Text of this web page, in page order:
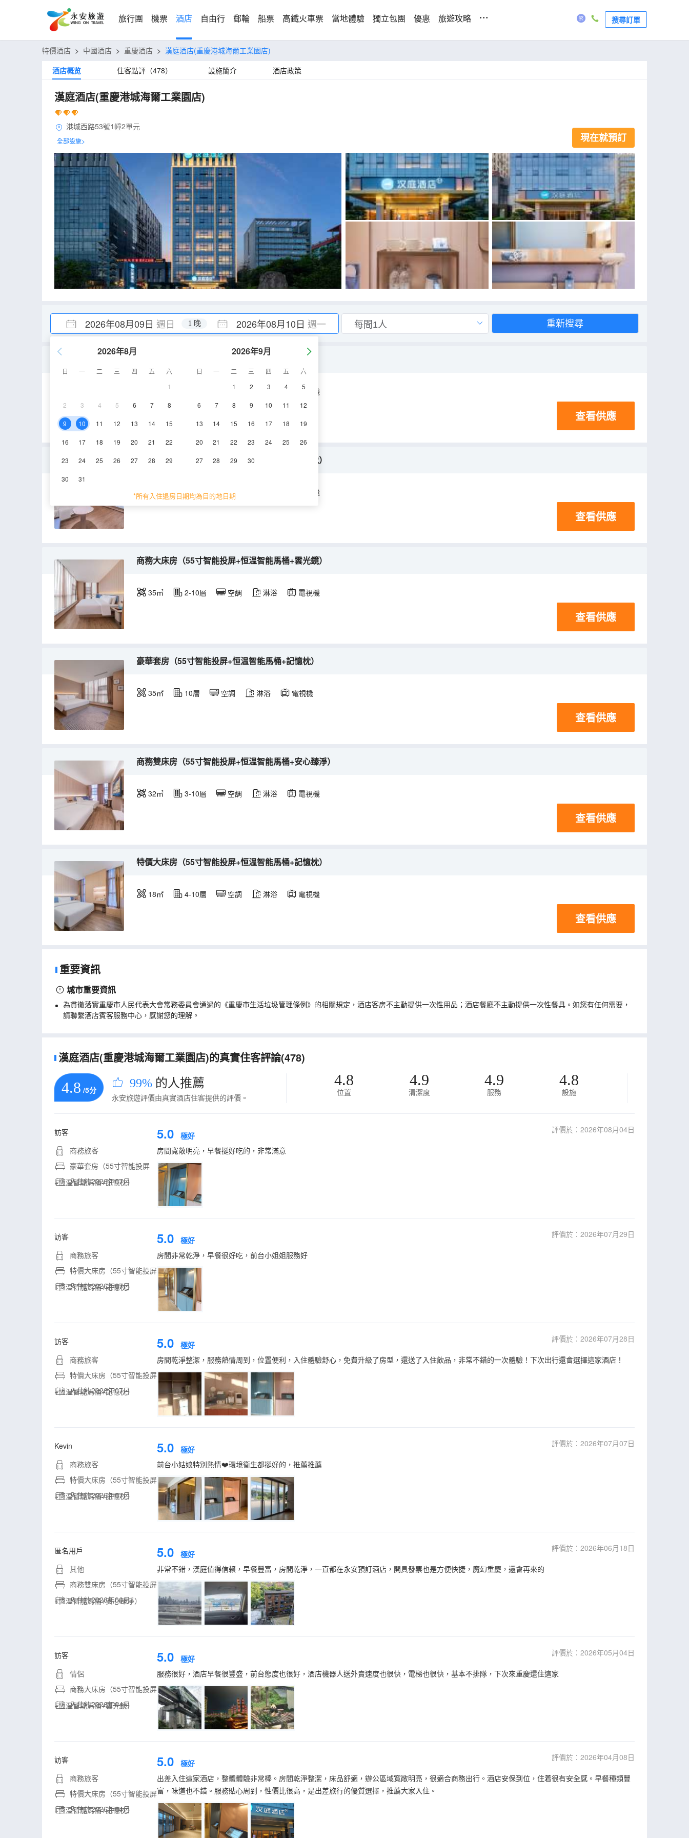
旅行團 機票 酒店 自由行 郵輪 船票 高鐵火車票 當地體驗 獨立包團 優惠 旅遊攻略 ... 搜尋訂單
特價酒店 > 中國酒店 > 重慶酒店 > 漢庭酒店(重慶港城海爾工業園店)
酒店概览
住客點評（478） 設施簡介 酒店政策
漢庭酒店(重慶港城海爾工業園店)
港城西路53號1幢2單元
全部設施> 現在就預訂
2026年08月09日 週日 2026年08月10日 週一
1 晚
2026年8月
日 一 二 三 四 五
六
1
2 3 4 5 6 7 8
9 10 11 12 13 14 15
16 17 18 19 20 21 22
23 24 25 26 27 28 29
30 31
2026年9月
日 一 二 三 四 五
六
1
2 3 4 5
6 7 8 9 10 11 12
13 14 15 16 17 18 19
20 21 22 23 24 25 26
27 28 29 30
*所有入住退房日期均為目的地日期
重新搜尋
大床房（55寸智能投屏+恒温智能馬桶+安心臻淨）
空調 淋浴 電視機
查看供應
高級大床房（55寸智能投屏+恒温智能馬桶+記憶枕）
28㎡ 2-10層 空調 電視機
查看供應
商務大床房（55寸智能投屏+恒温智能馬桶+雲光鏡）
35㎡ 2-10層 空調 淋浴 電視機
查看供應
豪華套房（55寸智能投屏+恒温智能馬桶+記憶枕）
35㎡ 10層 空調 淋浴 電視機
查看供應
商務雙床房（55寸智能投屏+恒温智能馬桶+安心臻淨）
32㎡ 3-10層 空調 淋浴 電視機
查看供應
特價大床房（55寸智能投屏+恒温智能馬桶+記憶枕）
18㎡ 4-10層 空調 淋浴 電視機
查看供應
重要資訊
城市重要資訊
為貫徹落實重慶市人民代表大會常務委員會通過的《重慶市生活垃圾管理條例》的相關規定，酒店客房不主動提供一次性用品；酒店餐廳不主動提供一次性餐具。如您有任何需要，
請聯繫酒店賓客服務中心，感謝您的理解。
漢庭酒店(重慶港城海爾工業園店)的真實住客評論(478)
4.8 /5分 99% 的人推薦
永安旅遊評價由真實酒店住客提供的評價。
4.8
位置
4.9
清潔度
4.9
服務
4.8
設施
訪客
商務旅客
豪華套房（55寸智能投屏
+恆温智能馬桶+記憶枕）
入住於2026年07月
5.0 極好
評價於：2026年08月04日
房間寬敞明亮，早餐挺好吃的，非常滿意
訪客
商務旅客
特價大床房（55寸智能投屏
+恆温智能馬桶+記憶枕）
入住於2026年07月
5.0 極好
評價於：2026年07月29日
房間非常乾淨，早餐很好吃，前台小姐姐服務好
訪客
商務旅客
特價大床房（55寸智能投屏
+恆温智能馬桶+記憶枕）
入住於2026年07月
5.0 極好
評價於：2026年07月28日
房間乾淨整潔，服務熱情周到，位置便利，入住體驗舒心，免費升級了房型，還送了入住飲品，非常不錯的一次體驗！下次出行還會選擇這家酒店！
Kevin
商務旅客
特價大床房（55寸智能投屏
+恆温智能馬桶+記憶枕）
入住於2026年07月
5.0 極好
評價於：2026年07月07日
前台小姑娘特別熱情❤️環境衞生都挺好的，推薦推薦
匿名用戶
其他
商務雙床房（55寸智能投屏
+恆温智能馬桶+安心臻凈）
入住於2026年06月
5.0 極好
評價於：2026年06月18日
非常不錯，漢庭值得信賴，早餐豐富，房間乾淨，一直都在永安預訂酒店，開具發票也是方便快捷，魔幻重慶，還會再來的
訪客
情侶
商務大床房（55寸智能投屏
+恆温智能馬桶+雲光鏡）
入住於2026年04月
5.0 極好
評價於：2026年05月04日
服務很好，酒店早餐很豐盛，前台態度也很好，酒店機器人送外賣速度也很快，電梯也很快，基本不排隊，下次來重慶還住這家
訪客
商務旅客
特價大床房（55寸智能投屏
+恆温智能馬桶+記憶枕）
入住於2026年04月
5.0 極好
評價於：2026年04月08日
出差入住這家酒店，整體體驗非常棒。房間乾淨整潔，床品舒適，辦公區域寬敞明亮，很適合商務出行。酒店安保到位，住着很有安全感。早餐種類豐
富，味道也不錯。服務貼心周到，性價比很高，是出差旅行的優質選擇，推薦大家入住。